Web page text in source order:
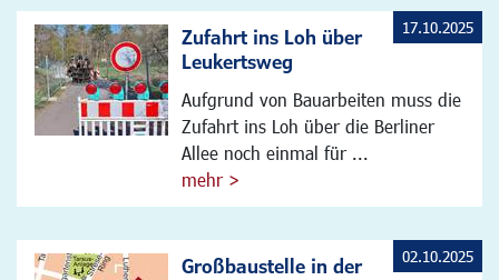
Zufahrt ins Loh über
Leukertsweg
Aufgrund von Bauarbeiten muss die
Zufahrt ins Loh über die Berliner
Allee noch einmal für ...
mehr >
17.10.2025
Großbaustelle in der
02.10.2025